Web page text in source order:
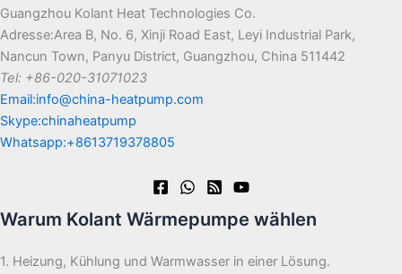
Guangzhou Kolant Heat Technologies Co.
Adresse:Area B, No. 6, Xinji Road East, Leyi Industrial Park,
Nancun Town, Panyu District, Guangzhou, China 511442
Tel: +86-020-31071023
Email:info@china-heatpump.com
Skype:chinaheatpump
Whatsapp:+8613719378805
Warum Kolant Wärmepumpe wählen
1. Heizung, Kühlung und Warmwasser in einer Lösung.